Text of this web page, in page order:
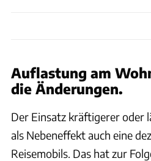
Auflastung am
die Änderungen.
Der Einsatz kräftigerer oder
als Nebeneffekt auch eine
Reisemobils. Das hat zur